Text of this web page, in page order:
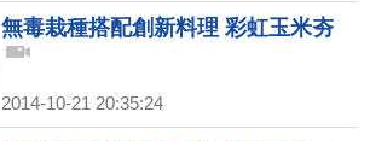
無毒栽種搭配創新料理 彩虹玉米夯
2014-10-21 20:35:24